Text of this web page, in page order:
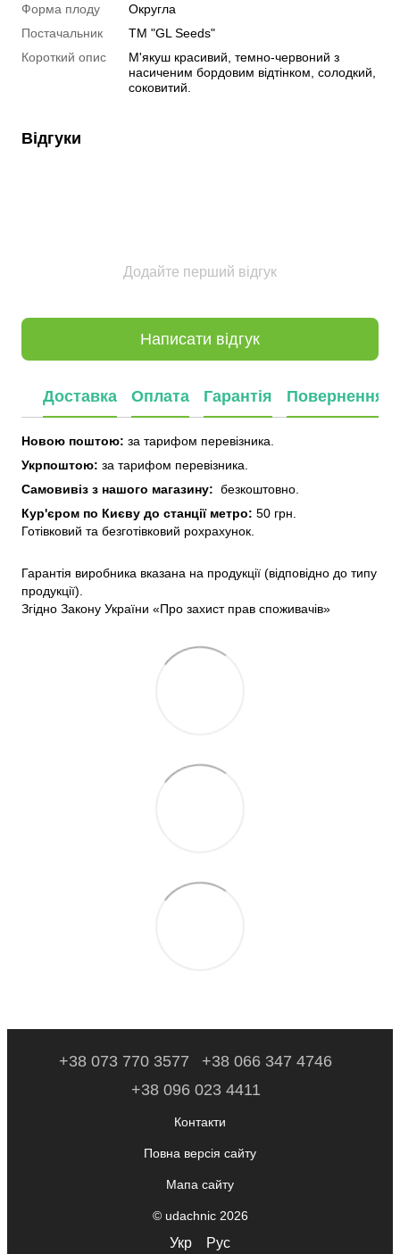
Форма плоду
Округла
Постачальник
ТМ "GL Seeds"
Короткий опис
М'якуш красивий, темно-червоний з
насиченим бордовим відтінком, солодкий,
соковитий.
Відгуки
Додайте перший відгук
Написати відгук
Доставка Оплата Гарантія Повернення
Новою поштою: за тарифом перевізника.
Укрпоштою: за тарифом перевізника.
Самовивіз з нашого магазину: безкоштовно.
Кур'єром по Києву до станції метро: 50 грн.
Готівковий та безготівковий рохрахунок.
Гарантія виробника вказана на продукції (відповідно до типу
продукції).
Згідно Закону України «Про захист прав споживачів»
+38 073 770 3577
+38 066 347 4746
+38 096 023 4411
Контакти
Повна версія сайту
Мапа сайту
© udachnic 2026
Укр Рус